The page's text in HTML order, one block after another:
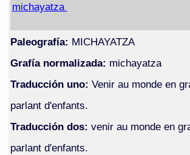
michayatza
Paleografía: MICHAYATZA
Grafía normalizada: michayatza
Traducción uno: Venir au monde en
parlant d'enfants.
Traducción dos: venir au monde en
parlant d'enfants.